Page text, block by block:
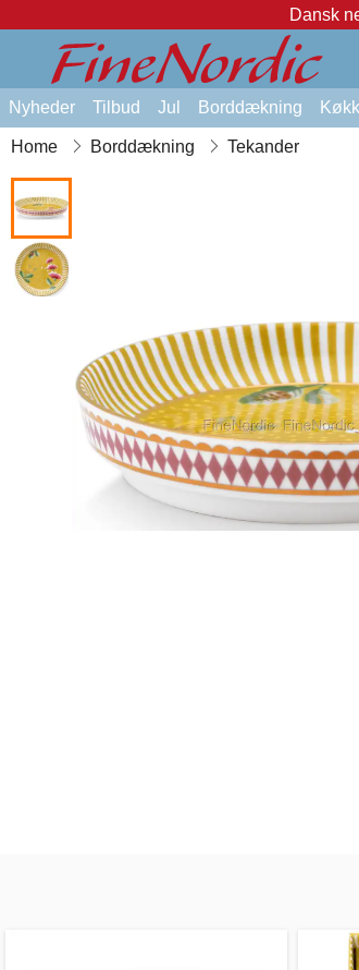
Dansk
Nyheder Tilbud Jul Borddækning
Home Borddækning Tekander